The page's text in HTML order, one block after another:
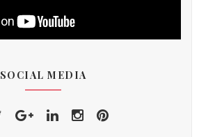
SOCIAL MEDIA